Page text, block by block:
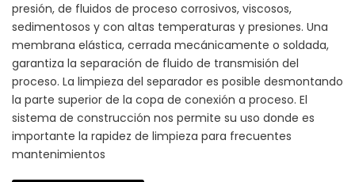
presión, de fluidos de proceso corrosivos, viscosos,
sedimentosos y con altas temperaturas y presiones. Una
membrana elástica, cerrada mecánicamente o soldada,
garantiza la separación de fluido de transmisión del
proceso. La limpieza del separador es posible desmontando
la parte superior de la copa de conexión a proceso. El
sistema de construcción nos permite su uso donde es
importante la rapidez de limpieza para frecuentes
mantenimientos